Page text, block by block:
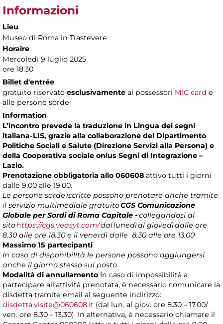
Informazioni
Lieu
Museo di Roma in Trastevere
Horaire
Mercoledì 9 luglio 2025
ore 18.30
Billet d'entrée
gratuito riservato esclusivamente ai possessori MIC card e
alle persone sorde
Information
L’incontro prevede la traduzione in Lingua dei segni
italiana-LIS, grazie alla collaborazione del Dipartimento
Politiche Sociali e Salute (Direzione Servizi alla Persona) e
della Cooperativa sociale onlus Segni di Integrazione –
Lazio.
Prenotazione obbligatoria allo 060608 attivo tutti i giorni
dalle 9.00 alle 19.00.
Le persone sorde iscritte possono prenotare anche tramite
il servizio multimediale gratuitoCGS Comunicazione
Globale per Sordi di Roma Capitale -collegandosi al
sitohttps://cgs.veasyt.com/dallunedìal giovedìdalle ore
8.30 alle ore 18.30 e il venerdì dalle 8.30 alle ore 13.00
Massimo 15 partecipanti
In caso di disponibilità le persone possono aggiungersi
anche il giorno stesso sul posto
Modalità di annullamento In caso di impossibilità a
partecipare all’attività prenotata, è necessario comunicare la
disdetta tramite email al seguente indirizzo:
disdetta.visite@060608.it (dal lun. al giov. ore 8.30 – 17.00/
ven. ore 8.30 – 13.30). In alternativa, è necessario chiamare il